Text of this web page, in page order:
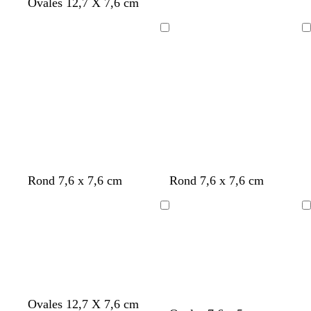
Ovales 12,7 X 7,6 cm
Rond 7,6 x 7,6 cm Rond 7,6 x 7,6 cm
Ovales 12,7 X 7,6 cm